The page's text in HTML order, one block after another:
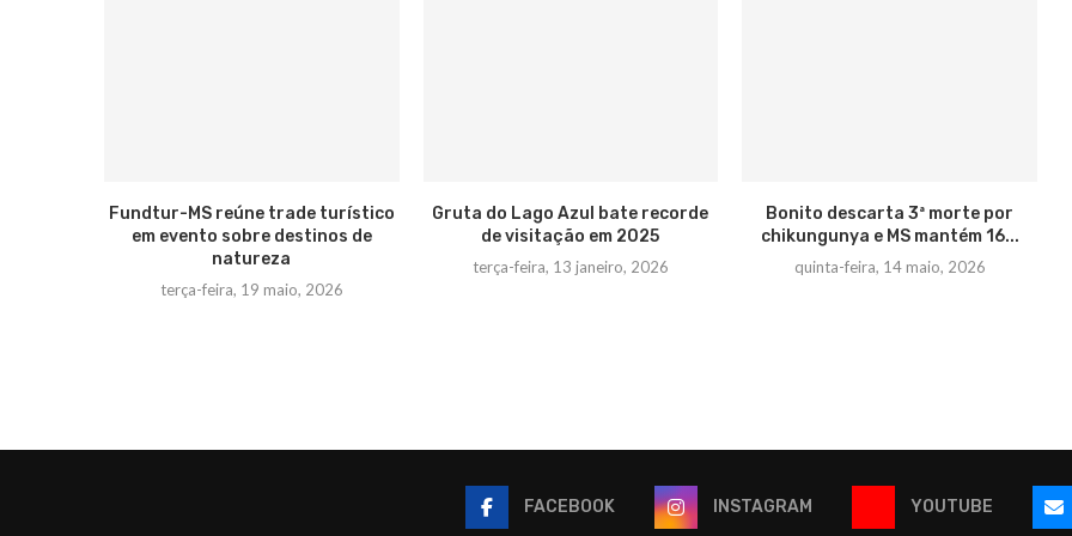
Fundtur-MS reúne trade turístico
em evento sobre destinos de
natureza
terça-feira, 19 maio, 2026
Gruta do Lago Azul bate recorde
de visitação em 2025
terça-feira, 13 janeiro, 2026
Bonito descarta 3ª morte por
chikungunya e MS mantém 16...
quinta-feira, 14 maio, 2026
FACEBOOK INSTAGRAM YOUTUBE